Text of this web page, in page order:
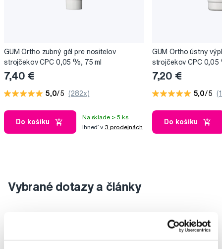
GUM Ortho zubný gél pre nositelov
strojčekov CPC 0,05 %, 75 ml
7,40 €
5,0/5 (282x)
Do košíku
Na sklade > 5 ks
Ihneď v 3 prodejnách
GUM Ortho ústny
strojčekov CPC 0,05
7,20 €
5,0/5
Do košíku
Vybrané dotazy a články